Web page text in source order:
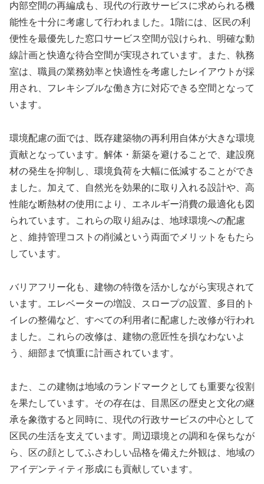
内部空間の再編成も、現代の行政サービスに求められる機
能性を十分に考慮して行われました。1階には、区民の利
便性を最優先した窓口サービス空間が設けられ、明確な動
線計画と快適な待合空間が実現されています。また、執務
室は、職員の業務効率と快適性を考慮したレイアウトが採
用され、フレキシブルな働き方に対応できる空間となって
います。
環境配慮の面では、既存建築物の再利用自体が大きな環境
貢献となっています。解体・新築を避けることで、建設廃
材の発生を抑制し、環境負荷を大幅に低減することができ
ました。加えて、自然光を効果的に取り入れる設計や、高
性能な断熱材の使用により、エネルギー消費の最適化も図
られています。これらの取り組みは、地球環境への配慮
と、維持管理コストの削減という両面でメリットをもたら
しています。
バリアフリー化も、建物の特徴を活かしながら実現されて
います。エレベーターの増設、スロープの設置、多目的ト
イレの整備など、すべての利用者に配慮した改修が行われ
ました。これらの改修は、建物の意匠性を損なわないよ
う、細部まで慎重に計画されています。
また、この建物は地域のランドマークとしても重要な役割
を果たしています。その存在は、目黒区の歴史と文化の継
承を象徴すると同時に、現代の行政サービスの中心として
区民の生活を支えています。周辺環境との調和を保ちなが
ら、区の顔としてふさわしい品格を備えた外観は、地域の
アイデンティティ形成にも貢献しています。